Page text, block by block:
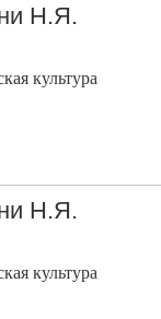
Н.Я.
культура
Н.Я.
культура